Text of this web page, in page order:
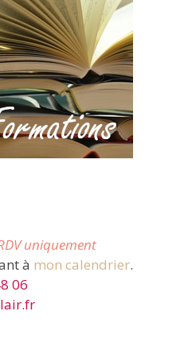
uniquement
à mon calendrier.
06